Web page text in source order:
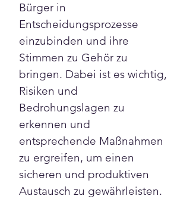
Bürger in
Entscheidungsprozesse
einzubinden und ihre
Stimmen zu Gehör zu
bringen. Dabei ist es wichtig,
Risiken und
Bedrohungslagen zu
erkennen und
entsprechende Maßnahmen
zu ergreifen, um einen
sicheren und produktiven
Austausch zu gewährleisten.